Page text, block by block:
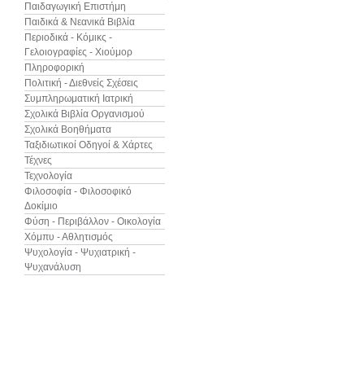
Παιδαγωγική Επιστήμη
Παιδικά & Νεανικά Βιβλία
Περιοδικά - Κόμικς -
Γελοιογραφίες - Χιούμορ
Πληροφορική
Πολιτική - Διεθνείς Σχέσεις
Συμπληρωματική Ιατρική
Σχολικά Βιβλία Οργανισμού
Σχολικά Βοηθήματα
Ταξιδιωτικοί Οδηγοί & Χάρτες
Τέχνες
Τεχνολογία
Φιλοσοφία - Φιλοσοφικό
Δοκίμιο
Φύση - Περιβάλλον - Οικολογία
Χόμπυ - Αθλητισμός
Ψυχολογία - Ψυχιατρική -
Ψυχανάλυση